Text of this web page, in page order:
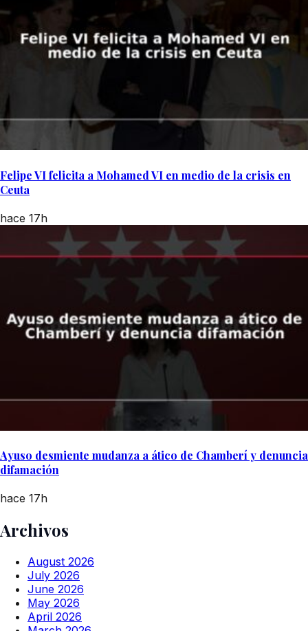
Felipe VI felicita a Mohamed VI en medio de la crisis en
Ceuta
hace 17h
Ayuso desmiente mudanza a ático de Chamberí y denuncia
difamación
hace 17h
Archivos
August 2026
July 2026
June 2026
May 2026
April 2026